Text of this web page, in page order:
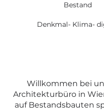
Bestand
Denkmal- Klima-
Willkommen bei
Architekturbüro in
auf Bestandsbauten